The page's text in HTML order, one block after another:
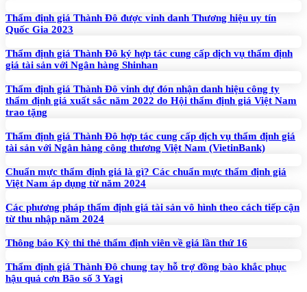
Thẩm định giá Thành Đô được vinh danh Thương hiệu uy tín
Quốc Gia 2023
Thẩm định giá Thành Đô ký hợp tác cung cấp dịch vụ thẩm định
giá tài sản với Ngân hàng Shinhan
Thẩm định giá Thành Đô vinh dự đón nhận danh hiệu công ty
thẩm định giá xuất sắc năm 2022 do Hội thẩm định giá Việt Nam
trao tặng
Thẩm định giá Thành Đô hợp tác cung cấp dịch vụ thẩm định giá
tài sản với Ngân hàng công thương Việt Nam (VietinBank)
Chuẩn mực thẩm định giá là gì? Các chuẩn mực thẩm định giá
Việt Nam áp dụng từ năm 2024
Các phương pháp thẩm định giá tài sản vô hình theo cách tiếp cận
từ thu nhập năm 2024
Thông báo Kỳ thi thẻ thẩm định viên về giá lần thứ 16
Thẩm định giá Thành Đô chung tay hỗ trợ đồng bào khắc phục
hậu quả cơn Bão số 3 Yagi